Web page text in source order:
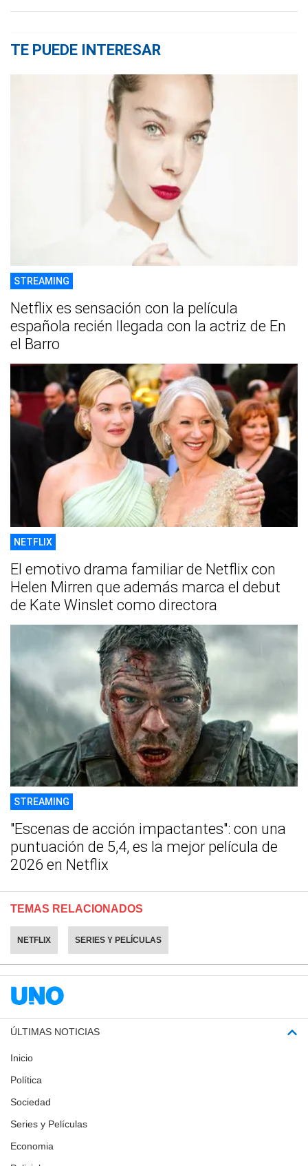
TE PUEDE INTERESAR
STREAMING
Netflix es sensación con la película
española recién llegada con la actriz de En
el Barro
NETFLIX
El emotivo drama familiar de Netflix con
Helen Mirren que además marca el debut
de Kate Winslet como directora
STREAMING
"Escenas de acción impactantes": con una
puntuación de 5,4, es la mejor película de
2026 en Netflix
TEMAS RELACIONADOS
NETFLIX SERIES Y PELÍCULAS
ÚLTIMAS NOTICIAS
Inicio
Política
Sociedad
Series y Películas
Economia